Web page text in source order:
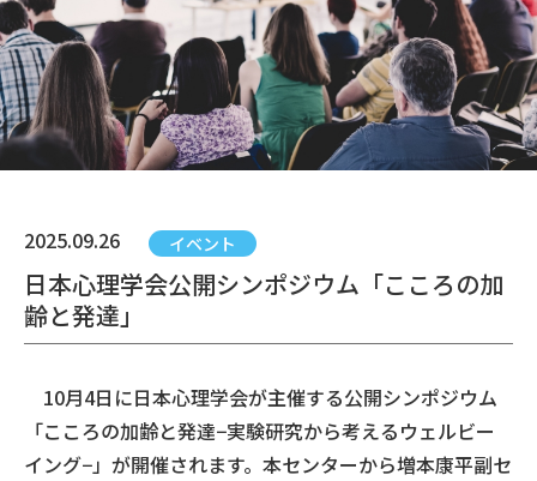
2025.09.26 イベント
日本心理学会公開シンポジウム「こころの加
齢と発達」
10月4日に日本心理学会が主催する公開シンポジウム
「こころの加齢と発達−実験研究から考えるウェルビー
イング−」が開催されます。本センターから増本康平副セ